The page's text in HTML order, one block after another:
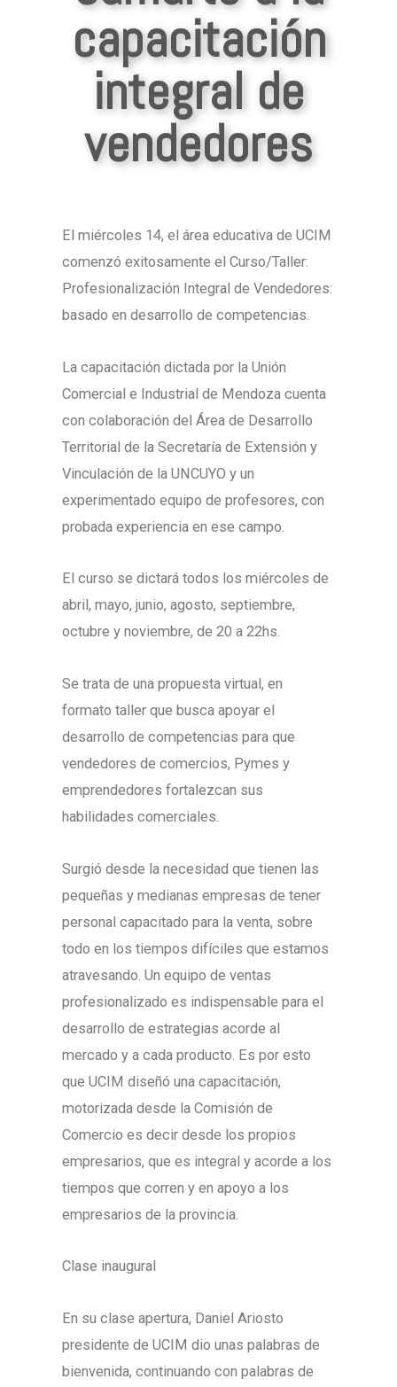
capacitación
integral de
vendedores
El miércoles 14, el área educativa de UCIM
comenzó exitosamente el Curso/Taller:
Profesionalización Integral de Vendedores:
basado en desarrollo de competencias.
La capacitación dictada por la Unión
Comercial e Industrial de Mendoza cuenta
con colaboración del Área de Desarrollo
Territorial de la Secretaría de Extensión y
Vinculación de la UNCUYO y un
experimentado equipo de profesores, con
probada experiencia en ese campo.
El curso se dictará todos los miércoles de
abril, mayo, junio, agosto, septiembre,
octubre y noviembre, de 20 a 22hs.
Se trata de una propuesta virtual, en
formato taller que busca apoyar el
desarrollo de competencias para que
vendedores de comercios, Pymes y
emprendedores fortalezcan sus
habilidades comerciales.
Surgió desde la necesidad que tienen las
pequeñas y medianas empresas de tener
personal capacitado para la venta, sobre
todo en los tiempos difíciles que estamos
atravesando. Un equipo de ventas
profesionalizado es indispensable para el
desarrollo de estrategias acorde al
mercado y a cada producto. Es por esto
que UCIM diseñó una capacitación,
motorizada desde la Comisión de
Comercio es decir desde los propios
empresarios, que es integral y acorde a los
tiempos que corren y en apoyo a los
empresarios de la provincia.
Clase inaugural
En su clase apertura, Daniel Ariosto
presidente de UCIM dio unas palabras de
bienvenida, continuando con palabras de